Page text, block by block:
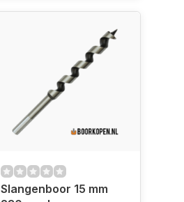
Slangenboor 15 mm